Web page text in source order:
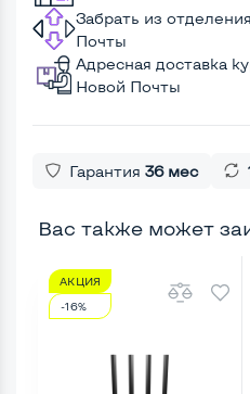
Забрать из
Почты
Адресная доставка
Новой Почты
Гарантия 36 мес
Вас также может
АКЦИЯ
-16%